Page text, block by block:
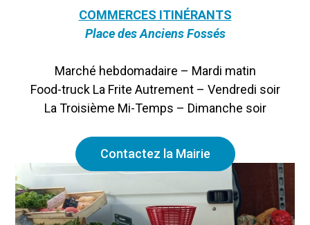
COMMERCES ITINÉRANTS
Place des Anciens Fossés
Marché hebdomadaire – Mardi matin
Food-truck La Frite Autrement – Vendredi soir
La Troisième Mi-Temps – Dimanche soir
Contactez la Mairie